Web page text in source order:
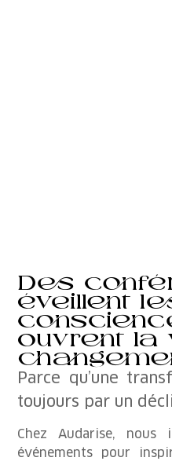
Des
éveillent
ouvrent la
Parce qu’une
toujours par un
Chez Audarise, nous
événements pour